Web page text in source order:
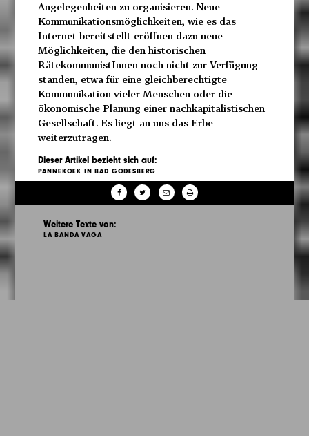
Angelegenheiten zu organisieren. Neue
Kommunikationsmöglichkeiten, wie es das
Internet bereitstellt eröffnen dazu neue
Möglichkeiten, die den historischen
RätekommunistInnen noch nicht zur Verfügung
standen, etwa für eine gleichberechtigte
Kommunikation vieler Menschen oder die
ökonomische Planung einer nachkapitalistischen
Gesellschaft. Es liegt an uns das Erbe
weiterzutragen.
Dieser Artikel bezieht sich auf:
PANNEKOEK IN BAD GODESBERG
Weitere Texte von:
LA BANDA VAGA